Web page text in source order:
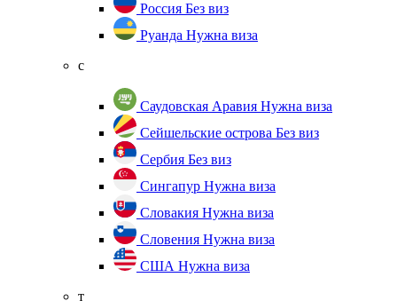
Россия Без виз
Руанда Нужна виза
с
Саудовская Аравия Нужна виза
Сейшельские острова Без виз
Сербия Без виз
Сингапур Нужна виза
Словакия Нужна виза
Словения Нужна виза
США Нужна виза
т